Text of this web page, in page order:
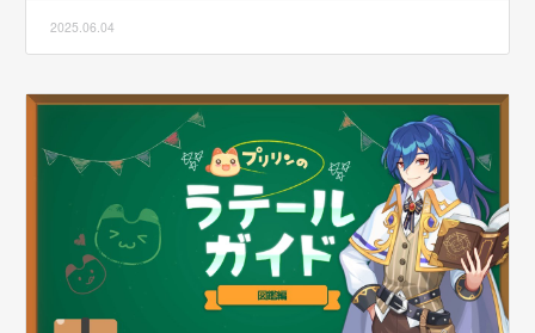
2025.06.04